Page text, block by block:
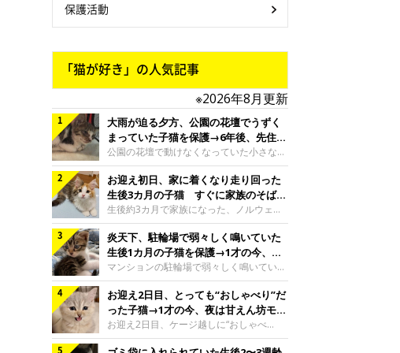
保護活動
「猫が好き」の人気記事
※2026年8月更新
大雨が迫る夕方、公園の花壇でうずく
まっていた子猫を保護→6年後、先住猫
と“姉妹”のような関係に
公園の花壇で動けなくなっていた小さな子
猫。家族に迎えられてから6年、先住猫と
の間には深い絆が育まれていました。保護
当時のティダちゃん。
@muumuu62197189紹介するのは、
X（旧Twitter）ユーザー
@muumuu62197189さんの愛猫・ティダ
ちゃん（取材時6才）の成長記録です。こ
ちらは、生後3カ月ごろのティダちゃん。
飼い主さんが出会ったのは、夜から大雨に
なると予報されていた日の夕方でした。花
壇で動けずにいた子猫保護したばかりのテ
ィダちゃん。@muumuu62197189飼い主
さんは、公園の
お迎え初日、家に着くなり走り回った
生後3カ月の子猫 すぐに家族のそばで
落ち着く姿に「迎えてよかった」
生後約3カ月で家族になった、ノルウェー
ジャンフォレストキャットの子猫。お迎え
翌日には、すでに家でくつろぐ様子を見せ
ていました。お迎え翌日、ベッドでうとう
とするむうちゃんお迎え翌日のむうちゃ
ん。@umimugi0304紹介するのは、
Instagramユーザー@umimugi0304さんの
愛猫・むうちゃん（撮影時、生後約3カ月
／ノルウェージャンフォレストキャッ
ト）。こちらは、お迎え翌日に撮影された
炎天下、駐輪場で弱々しく鳴いていた
生後1カ月の子猫を保護→1才の今、筋
肉質でツンデレなコに成長
マンションの駐輪場で弱々しく鳴いてい
た、生後1カ月ほどの子猫。家族に迎えら
れてから1年、体も行動も大きく成長しま
した。炎天下の駐輪場で鳴いていた小さな
子猫保護当時のモモちゃん。@Kingponzu
紹介するのは、X（旧Twitter）ユーザー
お迎え2日目、とっても“おしゃべり”だ
った子猫→1才の今、夜は甘えん坊モー
ドになるコに成長！
お迎え2日目、ケージ越しに“おしゃべ
り”する姿を見せていた子猫。1才になった